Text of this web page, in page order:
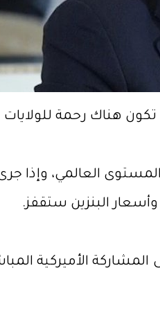
هناك رحمة
العالمي، وإذا
وأسعار البنزين ستقفز.
الأميركية